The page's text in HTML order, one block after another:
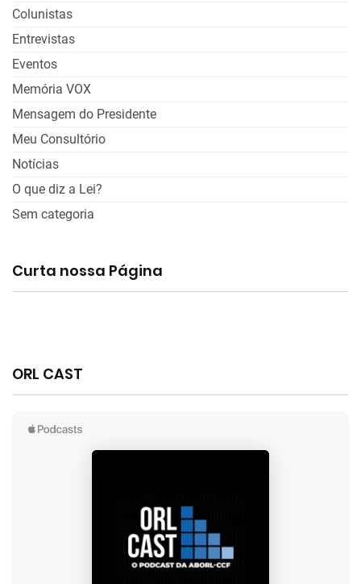
Colunistas
Entrevistas
Eventos
Memória VOX
Mensagem do Presidente
Meu Consultório
Notícias
O que diz a Lei?
Sem categoria
Curta nossa Página
ORL CAST